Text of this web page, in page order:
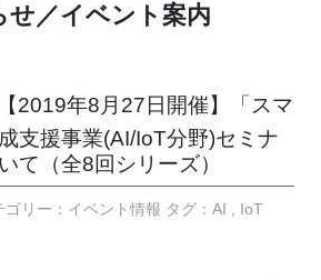
せ／イベント案内
【2019年8月27日開催】「スマ
支援事業(AI/IoT分野)セミナ
て（全8回シリーズ）
リー：イベント情報 タグ： AI , IoT